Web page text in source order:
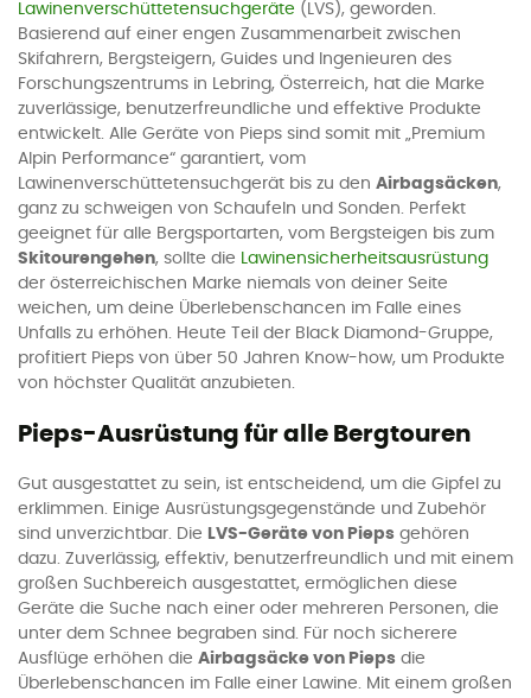
Lawinenverschüttetensuchgeräte (LVS), geworden.
Basierend auf einer engen Zusammenarbeit zwischen
Skifahrern, Bergsteigern, Guides und Ingenieuren des
Forschungszentrums in Lebring, Österreich, hat die Marke
zuverlässige, benutzerfreundliche und effektive Produkte
entwickelt. Alle Geräte von Pieps sind somit mit „Premium
Alpin Performance“ garantiert, vom
Lawinenverschüttetensuchgerät bis zu den Airbagsäcken,
ganz zu schweigen von Schaufeln und Sonden. Perfekt
geeignet für alle Bergsportarten, vom Bergsteigen bis zum
Skitourengehen, sollte die Lawinensicherheitsausrüstung
der österreichischen Marke niemals von deiner Seite
weichen, um deine Überlebenschancen im Falle eines
Unfalls zu erhöhen. Heute Teil der Black Diamond-Gruppe,
profitiert Pieps von über 50 Jahren Know-how, um Produkte
von höchster Qualität anzubieten.
Pieps-Ausrüstung für alle Bergtouren
Gut ausgestattet zu sein, ist entscheidend, um die Gipfel zu
erklimmen. Einige Ausrüstungsgegenstände und Zubehör
sind unverzichtbar. Die LVS-Geräte von Pieps gehören
dazu. Zuverlässig, effektiv, benutzerfreundlich und mit einem
großen Suchbereich ausgestattet, ermöglichen diese
Geräte die Suche nach einer oder mehreren Personen, die
unter dem Schnee begraben sind. Für noch sicherere
Ausflüge erhöhen die Airbagsäcke von Pieps die
Überlebenschancen im Falle einer Lawine. Mit einem großen